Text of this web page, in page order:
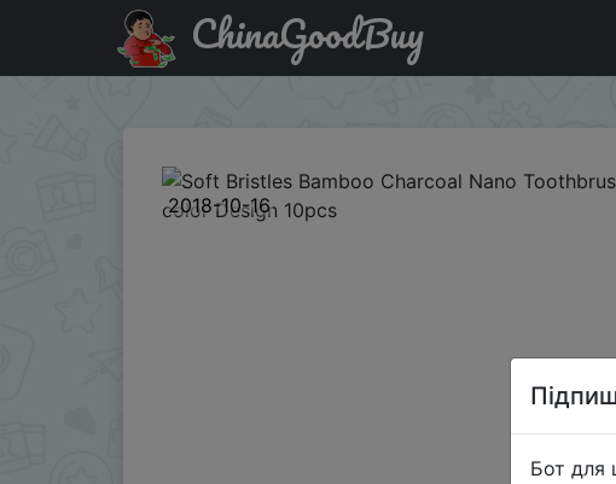
Придбати Soft Bristles Bamboo Charcoal Nano Toothbrush 5-color
ChinaGoodBuy
2018-10-16
Бот для